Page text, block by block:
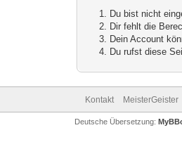
Du bist nicht
Dir fehlt die
Dein Account
Du rufst diese
Kontakt MeisterGeister
Deutsche Übersetzung: